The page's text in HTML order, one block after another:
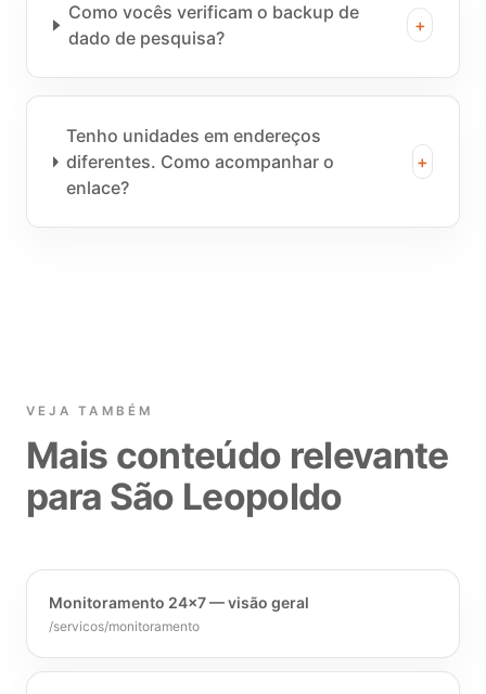
Como vocês verificam o backup de
dado de pesquisa?
+
Tenho unidades em endereços
diferentes. Como acompanhar o
enlace?
+
VEJA TAMBÉM
Mais conteúdo relevante
para São Leopoldo
Monitoramento 24x7 — visão geral
/servicos/monitoramento